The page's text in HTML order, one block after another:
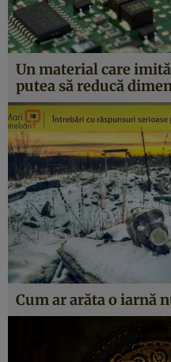
Un material care
putea să reducă
Cum ar arăta o iarnă